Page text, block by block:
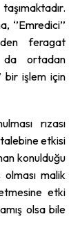
‘’Emredici’’
feragat
da ortadan
bir işlem için
rızası
talebine etkisi
konulduğu
malik
etki
olsa bile